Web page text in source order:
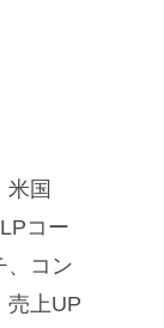
米国
コー
、コン
売上UP